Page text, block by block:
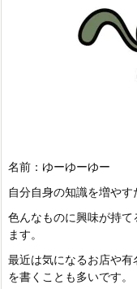
名前：ゆーゆーゆー
自分自身の知識を増やす
色んなものに興味が持
ます。
最近は気になるお店や
を書くことも多いです。